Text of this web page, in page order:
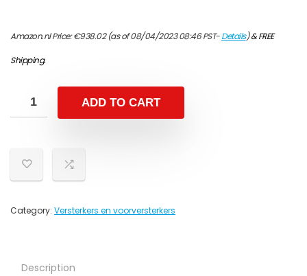
Amazon.nl Price:€938.02(as of 08/04/2023 08:46 PST-Details)&FREE
Shipping.
ADD TO CART
Category: Versterkers en voorversterkers
Description